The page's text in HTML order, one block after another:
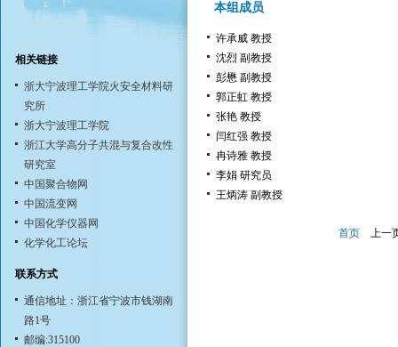
相关链接
浙大宁波理工学院火安全材料研
究所
浙大宁波理工学院
浙江大学高分子共混与复合改性
研究室
中国聚合物网
中国流变网
中国化学仪器网
化学化工论坛
联系方式
通信地址：浙江省宁波市钱湖南
路1号
邮编:315100
本组成员
许承威 教授
沈烈 副教授
彭懋 副教授
郭正虹 教授
张艳 教授
闫红强 教授
冉诗雅 教授
李娟 研究员
王炳涛 副教授
首页 上一